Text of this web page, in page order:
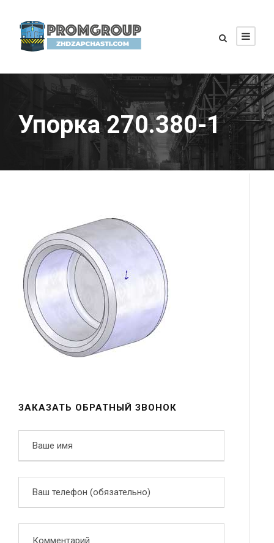
Упорка 270.380-1
ЗАКАЗАТЬ ОБРАТНЫЙ ЗВОНОК